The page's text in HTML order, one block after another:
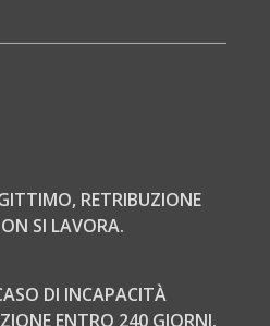
RETRIBUZIONE
SI LAVORA.
DI INCAPACITÀ
ENTRO 240 GIORNI.